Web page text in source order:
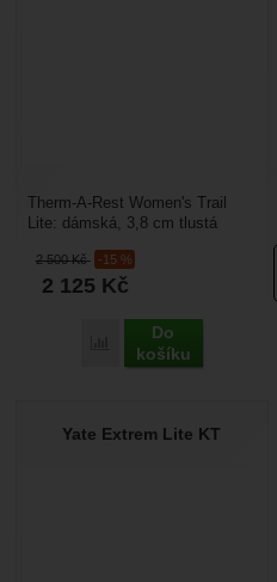
2 500Kč -15 %
2 125 Kč
Porovnat
Do
košíku
Therm-A-Rest Women's Trail
Lite: dámská, 3,8 cm tlustá
spaní se hodí na všechny...
Yate Extrem Lite KT